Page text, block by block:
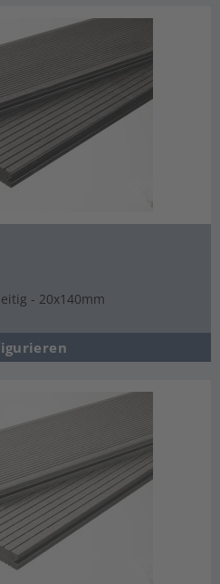
- 20x140mm